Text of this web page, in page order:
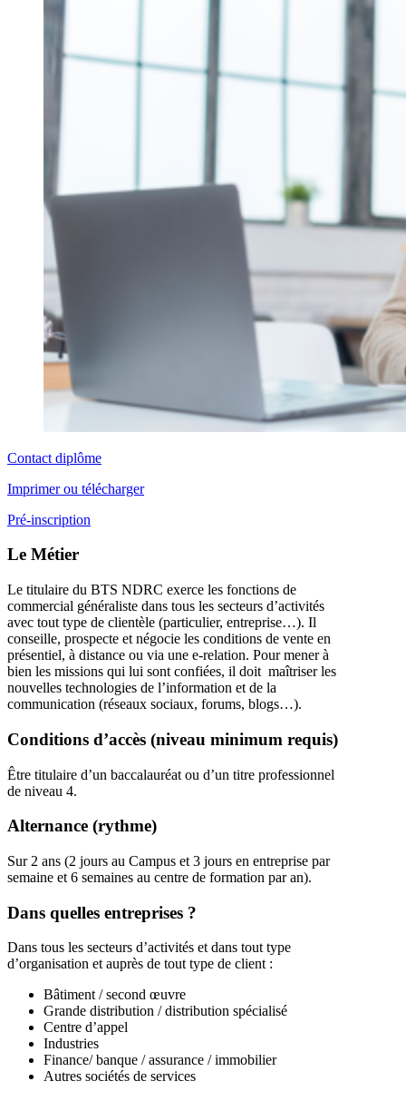
Contact diplôme
Imprimer ou télécharger
Pré-inscription
Le Métier
Le titulaire du BTS NDRC exerce les fonctions de
commercial généraliste dans tous les secteurs d’activités
avec tout type de clientèle (particulier, entreprise…). Il
conseille, prospecte et négocie les conditions de vente en
présentiel, à distance ou via une e-relation. Pour mener à
bien les missions qui lui sont confiées, il doit maîtriser les
nouvelles technologies de l’information et de la
communication (réseaux sociaux, forums, blogs…).
Conditions d’accès (niveau minimum requis)
Être titulaire d’un baccalauréat ou d’un titre professionnel
de niveau 4.
Alternance (rythme)
Sur 2 ans (2 jours au Campus et 3 jours en entreprise par
semaine et 6 semaines au centre de formation par an).
Dans quelles entreprises ?
Dans tous les secteurs d’activités et dans tout type
d’organisation et auprès de tout type de client :
Bâtiment / second œuvre
Grande distribution / distribution spécialisé
Centre d’appel
Industries
Finance/ banque / assurance / immobilier
Autres sociétés de services